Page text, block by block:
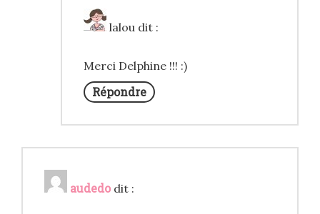
lalou dit :
Merci Delphine !!! :)
Répondre
audedo dit :